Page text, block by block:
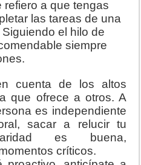
refiero a que tengas
las tareas de una
el hilo de
siempre
cuenta de los altos
que ofrece a otros. A
es independiente
sacar a relucir tu
es buena,
críticos.